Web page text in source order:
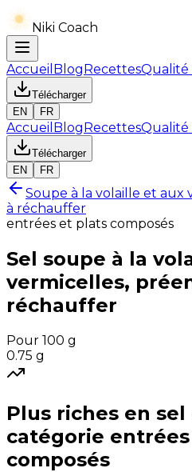
Niki Coach
Accueil BlogRecettesQualité
Télécharger
EN
FR
Accueil BlogRecettesQualité
Télécharger
EN
FR
Soupe à la volaille et aux
à réchauffer
entrées et plats composés
Sel soupe à la
vermicelles,
réchauffer
Pour 100 g
0.75 g
Plus riches en sel
catégorie
composés